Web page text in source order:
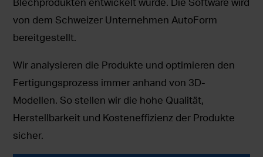
von dem Schweizer Unternehmen AutoForm
bereitgestellt.
Wir analysieren die Produkte und optimieren den
Fertigungsprozess immer anhand von 3D-
Modellen. So stellen wir die hohe Qualität,
Herstellbarkeit und Kosteneffizienz der Produkte
sicher.